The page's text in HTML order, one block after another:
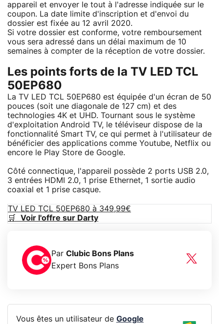
appareil et envoyer le tout à l'adresse indiquée sur le
coupon. La date limite d'inscription et d'envoi du
dossier est fixée au 12 avril 2020.
Si votre dossier est conforme, votre remboursement
vous sera adressé dans un délai maximum de 10
semaines à compter de la réception de votre dossier.
Les points forts de la TV LED TCL
50EP680
La TV LED TCL 50EP680 est équipée d'un écran de 50
pouces (soit une diagonale de 127 cm) et des
technologies 4K et UHD. Tournant sous le système
d'exploitation Android TV, le téléviseur dispose de la
fonctionnalité Smart TV, ce qui permet à l'utilisateur de
bénéficier des applications comme Youtube, Netflix ou
encore le Play Store de Google.
Côté connectique, l'appareil possède 2 ports USB 2.0,
3 entrées HDMI 2.0, 1 prise Ethernet, 1 sortie audio
coaxial et 1 prise casque.
TV LED TCL 50EP680 à 349,99€
🛒 Voir l'offre sur Darty
Par Clubic Bons Plans
Expert Bons Plans
Vous êtes un utilisateur de Google